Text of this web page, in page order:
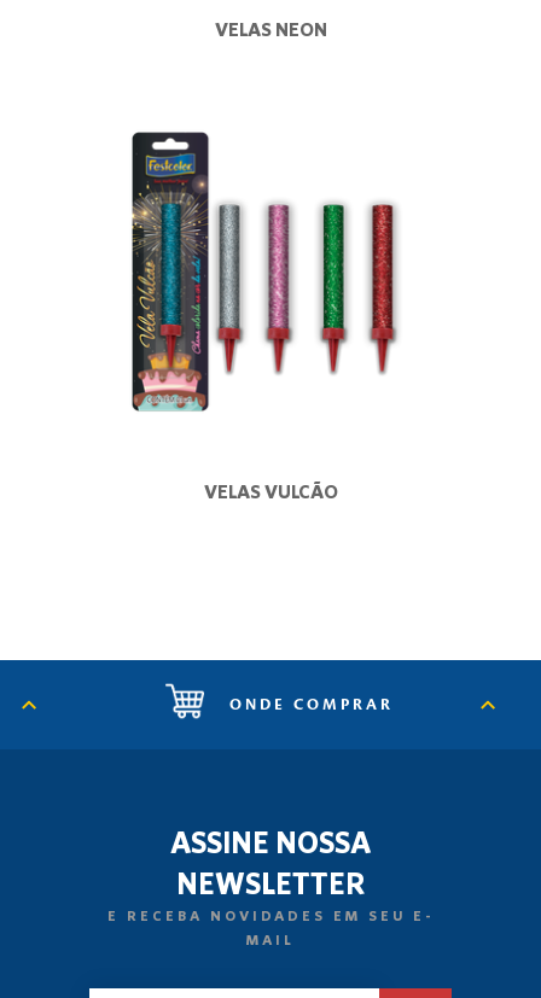
VELAS NEON
VELAS VULCÃO
ONDE COMPRAR
ASSINE NOSSA
NEWSLETTER
E RECEBA NOVIDADES EM SEU E-
MAIL